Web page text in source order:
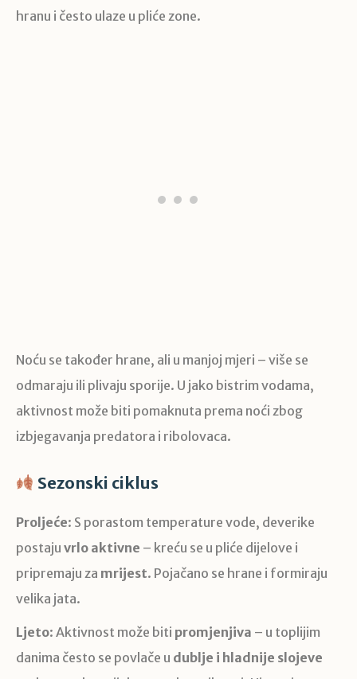
hranu i često ulaze u pliće zone.
Noću se također hrane, ali u manjoj mjeri – više se
odmaraju ili plivaju sporije. U jako bistrim vodama,
aktivnost može biti pomaknuta prema noći zbog
izbjegavanja predatora i ribolovaca.
Sezonski ciklus
Proljeće: S porastom temperature vode, deverike
postaju vrlo aktivne – kreću se u pliće dijelove i
pripremaju za mrijest. Pojačano se hrane i formiraju
velika jata.
Ljeto: Aktivnost može biti promjenjiva – u toplijim
danima često se povlače u dublje i hladnije slojeve